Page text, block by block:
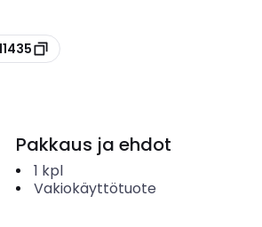
Pakkaus ja ehdot
1 kpl
Vakiokäyttötuote